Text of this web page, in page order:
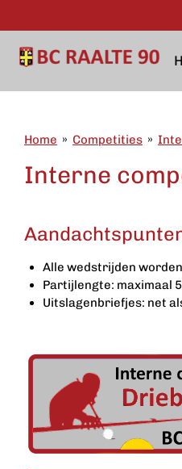
direct
naar
de
Home » Competities »
Interne
Alle wedstrijden
Partijlengte: maximaal
Uitslagenbriefjes: net